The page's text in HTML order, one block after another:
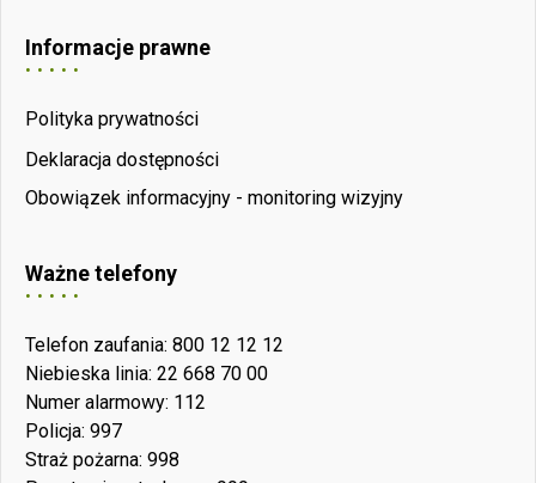
Informacje prawne
Polityka prywatności
Deklaracja dostępności
Obowiązek informacyjny - monitoring wizyjny
Ważne telefony
Telefon zaufania: 800 12 12 12
Niebieska linia: 22 668 70 00
Numer alarmowy: 112
Policja: 997
Straż pożarna: 998